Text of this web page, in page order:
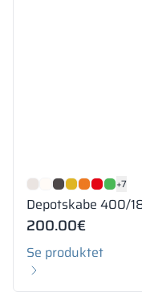
+7
Depotskabe 400/
200.00€
Se produktet